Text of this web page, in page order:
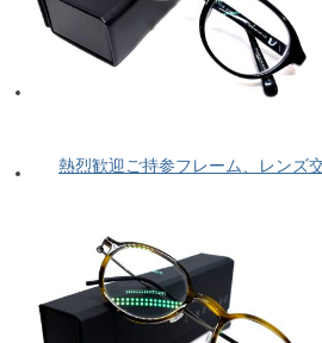
熱烈歓迎ご持参フレーム、レンズ